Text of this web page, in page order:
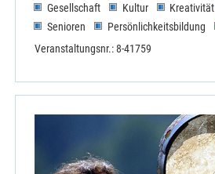
Gesellschaft Kultur Kreativität
Senioren
Persönlichkeitsbildung
Veranstaltungsnr.: 8-41759